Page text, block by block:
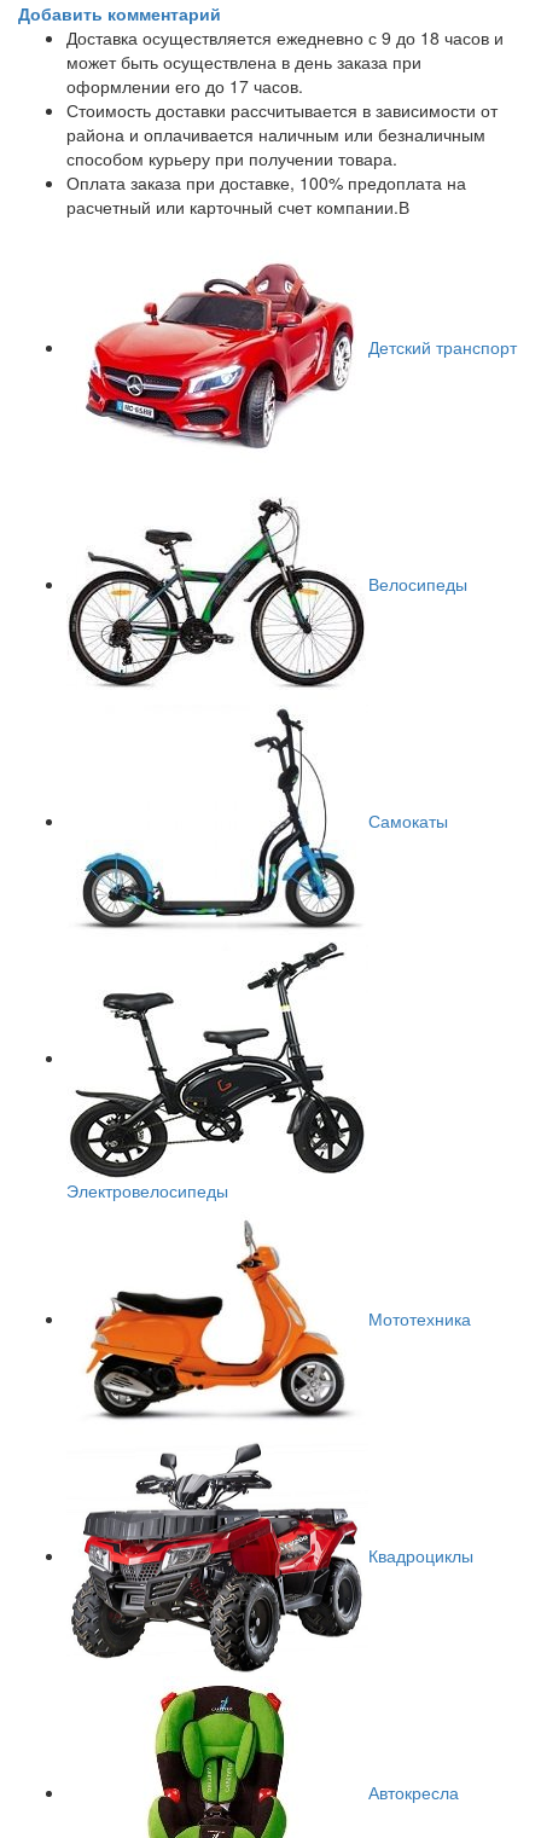
Добавить комментарий
Доставка осуществляется ежедневно с 9 до 18 часов и
может быть осуществлена в день заказа при
оформлении его до 17 часов.
Стоимость доставки рассчитывается в зависимости от
района и оплачивается наличным или безналичным
способом курьеру при получении товара.
Оплата заказа при доставке, 100% предоплата на
расчетный или карточный счет компании.В
Детский транспорт
Велосипеды
Самокаты
Электровелосипеды
Мототехника
Квадроциклы
Автокресла